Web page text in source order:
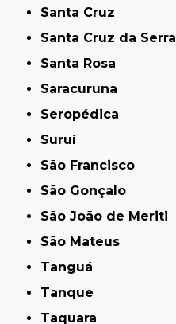
Santa Cruz
Santa Cruz da Serra
Santa Rosa
Saracuruna
Seropédica
Suruí
São Francisco
São Gonçalo
São João de Meriti
São Mateus
Tanguá
Tanque
Taquara